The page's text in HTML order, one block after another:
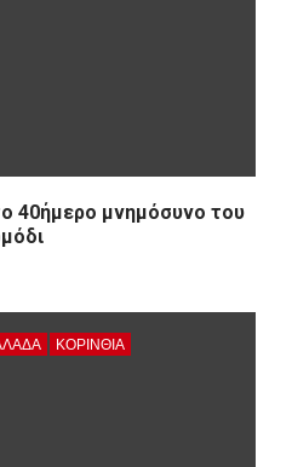
40ήμερο μνημόσυνο του
ΚΟΡΙΝΘΊΑ